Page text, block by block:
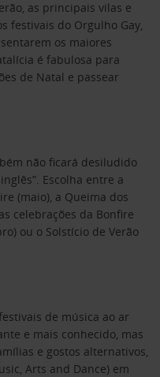
as principais vilas e
festivais do Orgulho Gay,
os maiores
é fabulosa para
de Natal e passear
não ficará desiludido
Escolha entre a
(maio), a Queima dos
celebrações da Bonfire
ou o Solstício de Verão
de música ao ar
e mais conhecido, mas
e gostos alternativos,
Arts and Dance) em